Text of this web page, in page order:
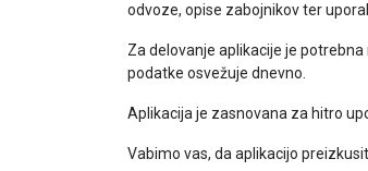
odvoze, opise zabojnikov ter
Za delovanje aplikacije je
podatke osvežuje dnevno.
Aplikacija je zasnovana za hitro
Vabimo vas, da aplikacijo